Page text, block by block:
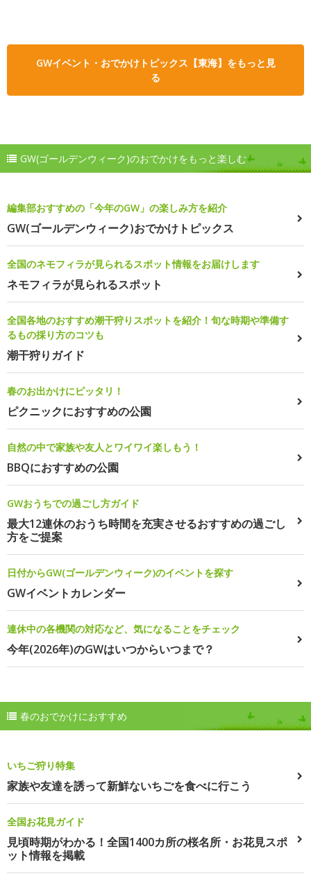
GWイベント・おでかけトピックス【東海】をもっと見
る
GW(ゴールデンウィーク)のおでかけをもっと楽しむ
編集部おすすめの「今年のGW」の楽しみ方を紹介
GW(ゴールデンウィーク)おでかけトピックス
全国のネモフィラが見られるスポット情報をお届けします
ネモフィラが見られるスポット
全国各地のおすすめ潮干狩りスポットを紹介！旬な時期や準備す
るもの採り方のコツも
潮干狩りガイド
春のお出かけにピッタリ！
ピクニックにおすすめの公園
自然の中で家族や友人とワイワイ楽しもう！
BBQにおすすめの公園
GWおうちでの過ごし方ガイド
最大12連休のおうち時間を充実させるおすすめの過ごし
方をご提案
日付からGW(ゴールデンウィーク)のイベントを探す
GWイベントカレンダー
連休中の各機関の対応など、気になることをチェック
今年(2026年)のGWはいつからいつまで？
春のおでかけにおすすめ
いちご狩り特集
家族や友達を誘って新鮮ないちごを食べに行こう
全国お花見ガイド
見頃時期がわかる！全国1400カ所の桜名所・お花見スポ
ット情報を掲載